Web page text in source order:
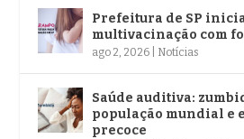
Prefeitura de SP
multivacinação com
ago 2, 2026 Notícias
Saúde auditiva:
população mundial e
precoce